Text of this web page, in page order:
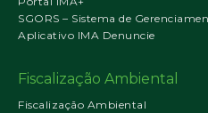
SGORS – Sistema de
Aplicativo IMA Denuncie
Fiscalização Ambiental
Fiscalização Ambiental